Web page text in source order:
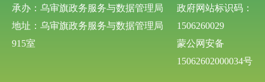
承办：乌审旗政务服务与数据管理局
地址：乌审旗政务服务与数据管理局
915室
政府网站标识码：
1506260029
蒙公网安备
15062602000034号